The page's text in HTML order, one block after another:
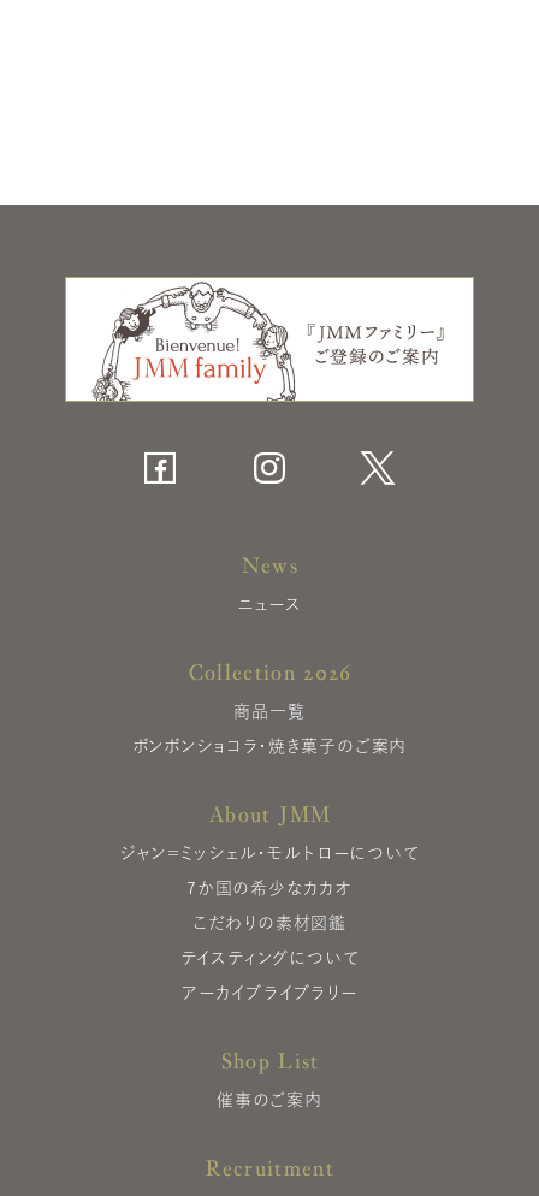
News
ニュース
Collection 2026
商品一覧
ボンボンショコラ・焼き菓子のご案内
About JMM
ジャン＝ミッシェル・モルトローについて
7か国の希少なカカオ
こだわりの素材図鑑
テイスティングについて
アーカイブライブラリー
Shop List
催事のご案内
Recruitment